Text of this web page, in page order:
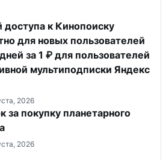
доступа к Кинопоиску
для новых пользователей
за 1 ₽ для пользователей
мультиподписки Яндекс
2026
за покупку планетарного
2026